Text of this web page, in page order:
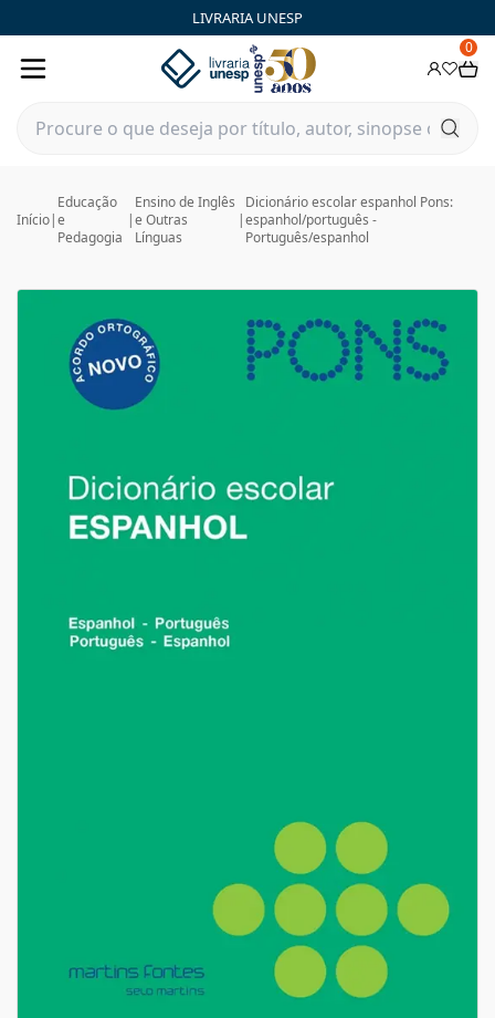
LIVRARIA UNESP
0
Início|
Educação
e
Pedagogia
|
Ensino de Inglês
e Outras
Línguas
|
Dicionário escolar espanhol Pons:
espanhol/português -
Português/espanhol